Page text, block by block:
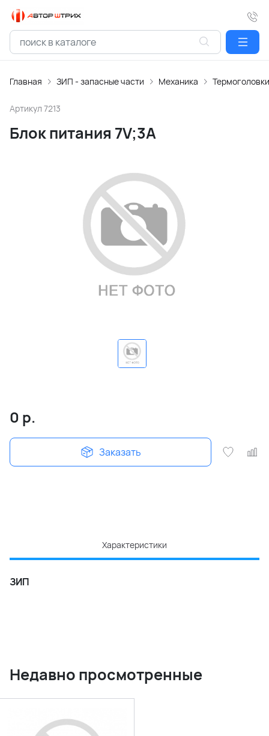
Главная ЗИП - запасные части Механика Термоголовки
Артикул 7213
Блок питания 7V;3А
0 р.
Заказать
Характеристики
ЗИП
Недавно просмотренные